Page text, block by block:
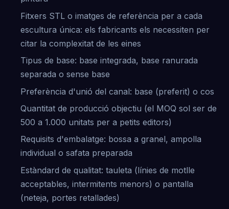
Fitxers STL o imatges de referència per a cada
escultura única: els fabricants els necessiten per
citar la complexitat de les eines
Tipus de base: base integrada, base ranurada
separada o sense base
Preferència d'unió del canal: base (preferit) o cos
Quantitat de producció objectiu (el MOQ sol ser de
500 a 1.000 unitats per a petits editors)
Requisits d'embalatge: bossa a granel, ampolla
individual o safata preparada
Estàndard de qualitat: tauleta (línies de motlle
acceptables, intermitents menors) o pantalla
(neteja, portes retallades)